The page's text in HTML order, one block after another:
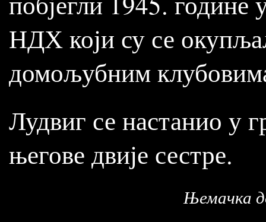
НДХ који су се
домољубним
Лудвиг се настанио у
његове двије сестре.
Њемачка